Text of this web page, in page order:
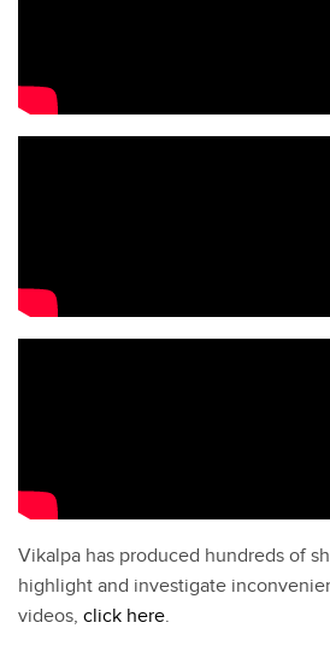
Vikalpa has produced hundreds of
highlight and investigate
videos, click here.